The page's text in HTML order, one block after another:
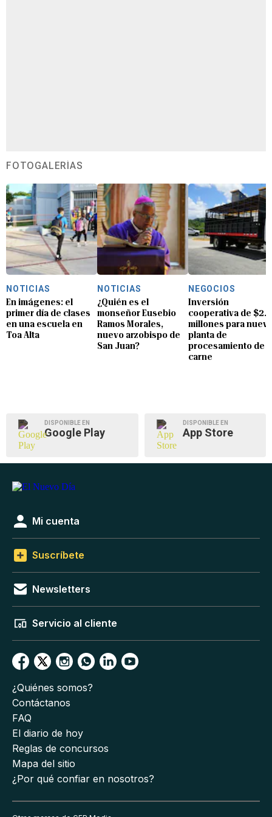
FOTOGALERÍAS
NOTICIAS
En imágenes: el
primer día de clases
en una escuela en
Toa Alta
NOTICIAS
¿Quién es el
monseñor Eusebio
Ramos Morales,
nuevo arzobispo de
San Juan?
NEGOCIOS
Inversión
cooperativa de $2.8
millones para nueva
planta de
procesamiento de
carne
DISPONIBLE EN
Google Play
DISPONIBLE EN
App Store
Mi cuenta
Suscríbete
Newsletters
Servicio al cliente
¿Quiénes somos?
Contáctanos
FAQ
El diario de hoy
Reglas de concursos
Mapa del sitio
¿Por qué confiar en nosotros?